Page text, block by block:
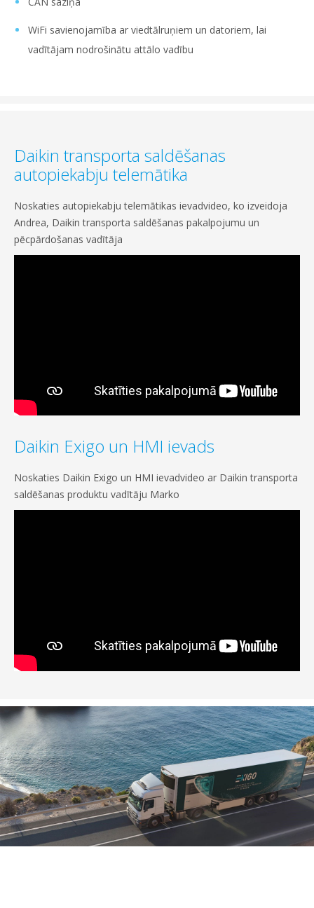
WiFi savienojamība ar viedtālruņiem un datoriem, lai
vadītājam nodrošinātu attālo vadību
Daikin transporta saldēšanas
autopiekabju telemātika
Noskaties autopiekabju telemātikas ievadvideo, ko izveidoja
Andrea, Daikin transporta saldēšanas pakalpojumu un
pēcpārdošanas vadītāja
Daikin Exigo un HMI ievads
Noskaties Daikin Exigo un HMI ievadvideo ar Daikin transporta
saldēšanas produktu vadītāju Marko